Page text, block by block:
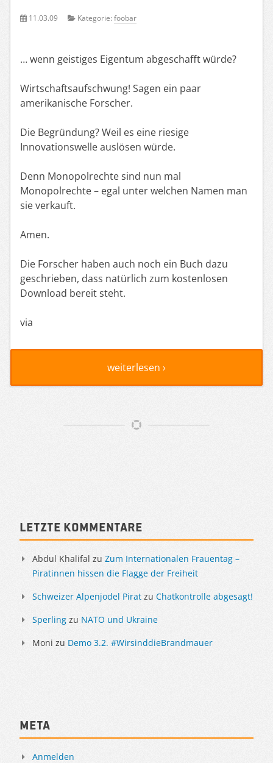
11.03.09 Kategorie: foobar
… wenn geistiges Eigentum abgeschafft würde?
Wirtschaftsaufschwung! Sagen ein paar
amerikanische Forscher.
Die Begründung? Weil es eine riesige
Innovationswelle auslösen würde.
Denn Monopolrechte sind nun mal
Monopolrechte – egal unter welchen Namen man
sie verkauft.
Amen.
Die Forscher haben auch noch ein Buch dazu
geschrieben, dass natürlich zum kostenlosen
Download bereit steht.
via
weiterlesen ›
Sidebar
Letzte Kommentare
Abdul Khalifal zu Zum Internationalen Frauentag –
Piratinnen hissen die Flagge der Freiheit
Schweizer Alpenjodel Pirat zu Chatkontrolle abgesagt!
Sperling zu NATO und Ukraine
Moni zu Demo 3.2. #WirsinddieBrandmauer
Meta
Anmelden